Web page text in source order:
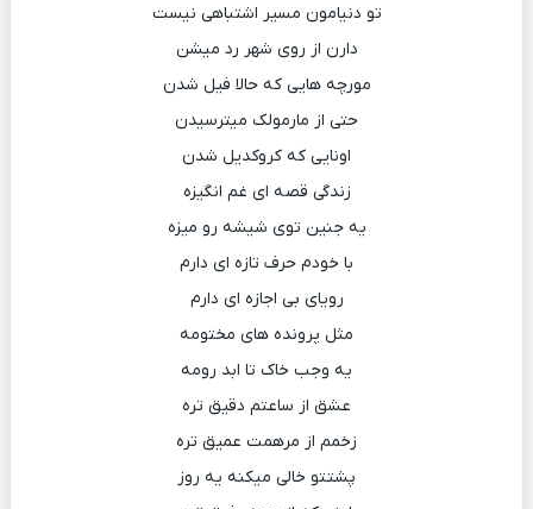
تو دنیامون مسیر اشتباهی نیست
دارن از روی شهر رد میشن
مورچه هایی که حالا فیل شدن
حتی از مارمولک میترسیدن
اونایی که کروکدیل شدن
زندگی قصه ای غم انگیزه
یه جنین توی شیشه رو میزه
با خودم حرف تازه ای دارم
رویای بی اجازه ای دارم
مثل پرونده های مختومه
یه وجب خاک تا ابد رومه
عشق از ساعتم دقیق تره
زخمم از مرهمت عمیق تره
پشتتو خالی میکنه یه روز